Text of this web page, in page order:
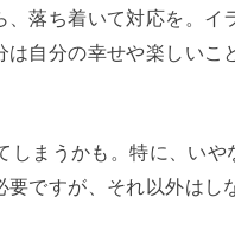
落ち着いて対応を。イ
自分の幸せや楽しいこ
まうかも。特に、いや
ですが、それ以外はし